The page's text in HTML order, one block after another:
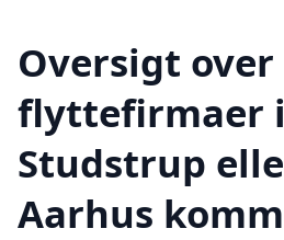
Oversigt over
flyttefirmaer i
Studstrup
Aarhus